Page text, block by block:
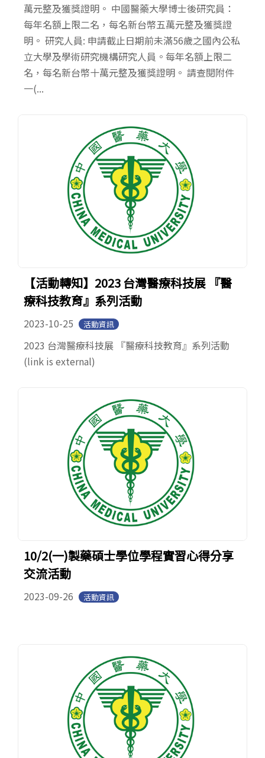
萬元整及獲獎證明。 中國醫藥大學博士後研究員：
每年名額上限二名，每名新台幣五萬元整及獲獎證
明。 研究人員: 申請截止日期前未滿56歲之國內公私
立大學及學術研究機構研究人員。每年名額上限二
名，每名新台幣十萬元整及獲獎證明。 請查閱附件
一(...
【活動轉知】2023 台灣醫療科技展 『醫
療科技教育』系列活動
2023-10-25 活動資訊
2023 台灣醫療科技展 『醫療科技教育』系列活動
(link is external)
10/2(一)製藥碩士學位學程實習心得分享
交流活動
2023-09-26 活動資訊